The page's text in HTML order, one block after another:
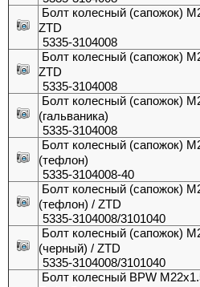
Болт колесный (сапожок)
ZTD
5335-3104008
Болт колесный (сапожок)
ZTD
5335-3104008
Болт колесный (сапожок)
(гальваника)
5335-3104008
Болт колесный (сапожок)
(тефлон)
5335-3104008-40
Болт колесный (сапожок)
(тефлон) / ZTD
5335-3104008/3101040
Болт колесный (сапожок)
(черный) / ZTD
5335-3104008/3101040
Болт колесный BPW